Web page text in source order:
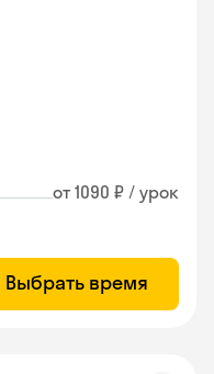
от 1090 ₽ / урок
Выбрать время